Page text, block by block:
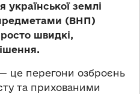
землі
(ВНП)
швидкі,
це перегони озброєнь
та прихованими